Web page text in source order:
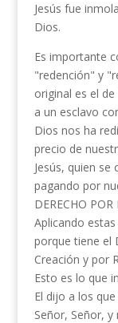
Jesús fue
Dios.
Es importante
"redención" y
original es el
a un esclavo
Dios nos ha
precio de
Jesús, quien
pagando por
DERECHO POR
Aplicando
porque tiene el
Creación y por
Esto es lo que
El dijo a los
Señor, Señor,